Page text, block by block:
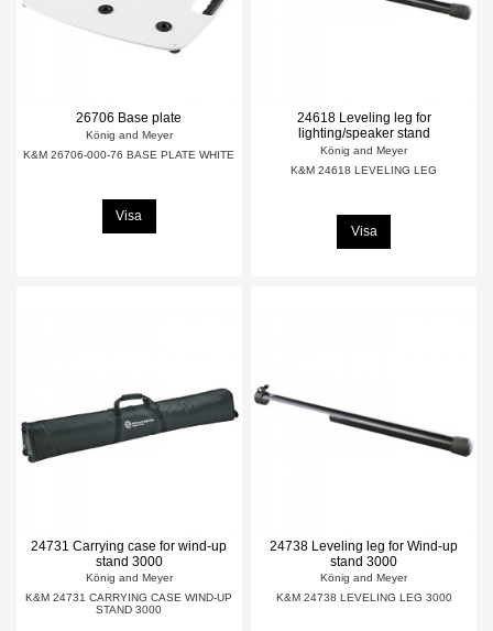
26706 Base plate
König and Meyer
K&M 26706-000-76 BASE PLATE WHITE
Visa
24618 Leveling leg for
lighting/speaker stand
König and Meyer
K&M 24618 LEVELING LEG
Visa
24731 Carrying case for wind-up
stand 3000
König and Meyer
K&M 24731 CARRYING CASE WIND-UP
STAND 3000
24738 Leveling leg for Wind-up
stand 3000
König and Meyer
K&M 24738 LEVELING LEG 3000